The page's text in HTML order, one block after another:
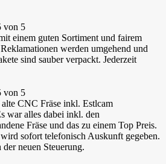
von 5
einem guten Sortiment und fairem
werden umgehend und
sind sauber verpackt. Jederzeit
von 5
CNC Fräse inkl. Estlcam
war alles dabei inkl. den
Fräse und das zu einem Top Preis.
sofort telefonisch Auskunft gegeben.
neuen Steuerung.